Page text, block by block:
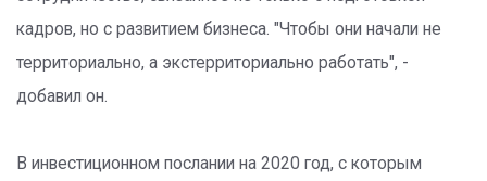
кадров, но с развитием бизнеса. "Чтобы они начали не
территориально, а экстерриториально работать", -
добавил он.
В инвестиционном послании на 2020 год, с которым